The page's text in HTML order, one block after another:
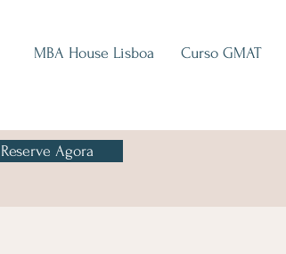
MBA House Lisboa Curso GMAT
Reserve Agora